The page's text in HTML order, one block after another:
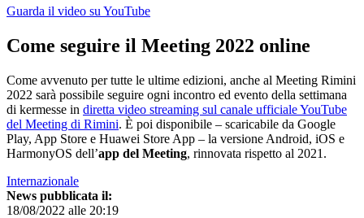
Guarda il video su YouTube
Come seguire il Meeting 2022 online
Come avvenuto per tutte le ultime edizioni, anche al Meeting Rimini
2022 sarà possibile seguire ogni incontro ed evento della settimana
di kermesse in diretta video streaming sul canale ufficiale YouTube
del Meeting di Rimini. È poi disponibile – scaricabile da Google
Play, App Store e Huawei Store App – la versione Android, iOS e
HarmonyOS dell’app del Meeting, rinnovata rispetto al 2021.
Internazionale
News pubblicata il:
18/08/2022 alle 20:19